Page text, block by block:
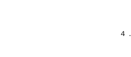
４